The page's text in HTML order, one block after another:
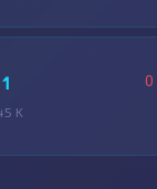
1
K
0